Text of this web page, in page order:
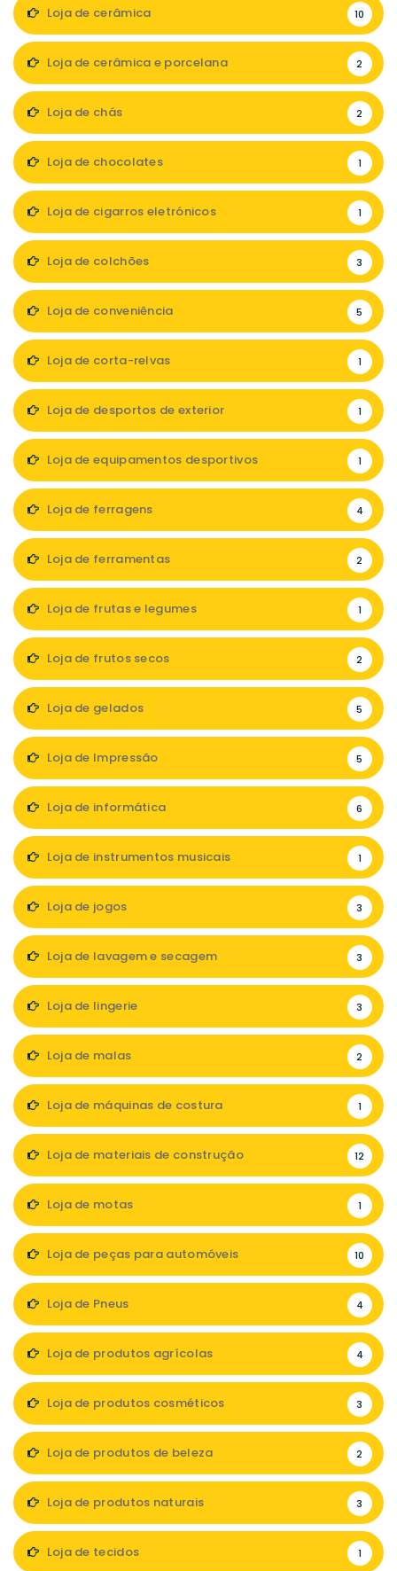
Loja de cerâmica 10
Loja de cerâmica e porcelana 2
Loja de chás 2
Loja de chocolates 1
Loja de cigarros eletrónicos 1
Loja de colchões 3
Loja de conveniência 5
Loja de corta-relvas 1
Loja de desportos de exterior 1
Loja de equipamentos desportivos 1
Loja de ferragens 4
Loja de ferramentas 2
Loja de frutas e legumes 1
Loja de frutos secos 2
Loja de gelados 5
Loja de Impressão 5
Loja de informática 6
Loja de instrumentos musicais 1
Loja de jogos 3
Loja de lavagem e secagem 3
Loja de lingerie 3
Loja de malas 2
Loja de máquinas de costura 1
Loja de materiais de construção 12
Loja de motas 1
Loja de peças para automóveis 10
Loja de Pneus 4
Loja de produtos agrícolas 4
Loja de produtos cosméticos 3
Loja de produtos de beleza 2
Loja de produtos naturais 3
Loja de tecidos 1